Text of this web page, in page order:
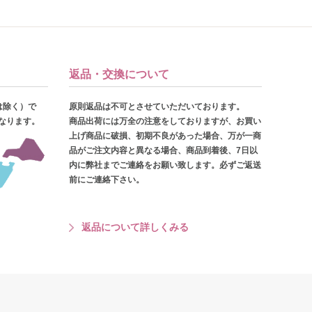
除く）で
ります。
返品・交換について
原則返品は不可とさせていただいております。
商品出荷には万全の注意をしておりますが、お買い
上げ商品に破損、初期不良があった場合、万が一商
品がご注文内容と異なる場合、商品到着後、7日以
内に弊社までご連絡をお願い致します。必ずご返送
前にご連絡下さい。
返品について詳しくみる